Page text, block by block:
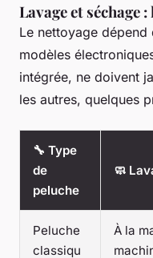
Lavage et séchage
Le nettoyage
modèles
intégrée, ne doivent
les autres, quelques
🔧 Type
de
peluche
🧼
Peluche
classiqu
À la